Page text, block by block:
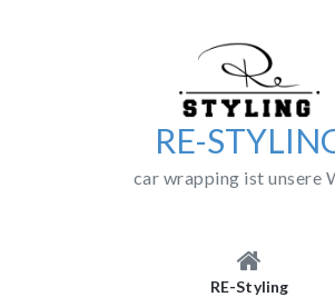
RE-
car wrapping ist unsere
RE-Styling